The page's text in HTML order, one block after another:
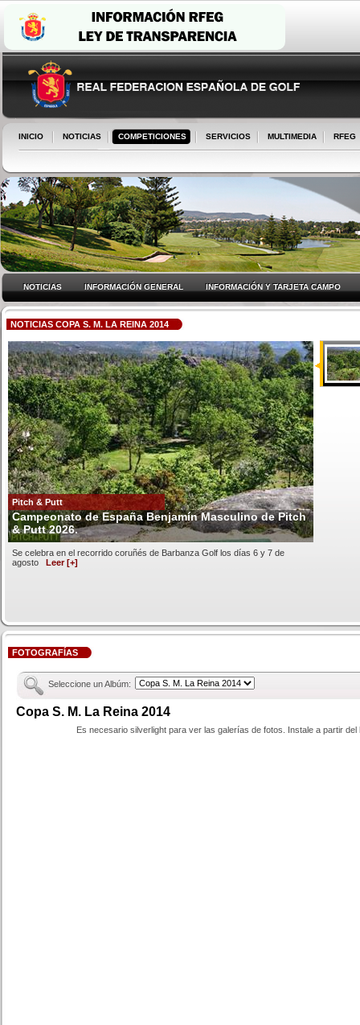
INICIO NOTICIAS COMPETICIONES SERVICIOS MULTIMEDIA RFEG
NOTICIAS INFORMACIÓN GENERAL INFORMACIÓN Y TARJETA CAMPO
NOTICIAS COPA S. M. LA REINA 2014
Pitch & Putt
Campeonato de España Benjamín Masculino de Pitch
& Putt 2026.
Se celebra en el recorrido coruñés de Barbanza Golf los días 6 y 7 de
agosto Leer [+]
FOTOGRAFÍAS
Seleccione un Albúm:
Copa S. M. La Reina 2014
Es necesario silverlight para ver las galerías de fotos. Instale a partir del